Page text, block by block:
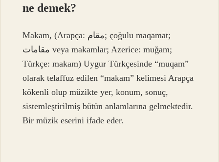
ne demek?
Makam, (Arapça: مقام; çoğulu maqāmāt;
مقامات veya makamlar; Azerice: muğam;
Türkçe: makam) Uygur Türkçesinde “muqam”
olarak telaffuz edilen “makam” kelimesi Arapça
kökenli olup müzikte yer, konum, sonuç,
sistemleştirilmiş bütün anlamlarına gelmektedir.
Bir müzik eserini ifade eder.